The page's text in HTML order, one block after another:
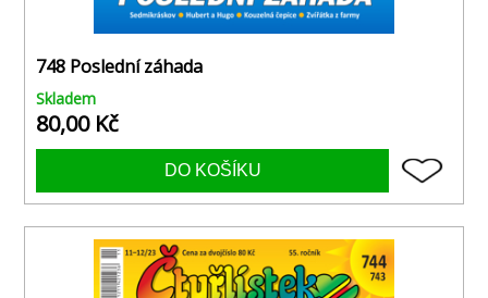
748 Poslední záhada
Skladem
80,00 Kč